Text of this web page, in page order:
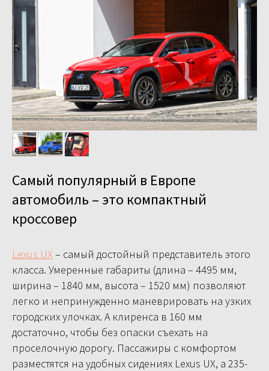
Самый популярный в Европе
автомобиль – это компактный
кроссовер
Lexus UX – самый достойный представитель этого
класса. Умеренные габариты (длина – 4495 мм,
ширина – 1840 мм, высота – 1520 мм) позволяют
легко и непринужденно маневрировать на узких
городских улочках. А клиренса в 160 мм
достаточно, чтобы без опаски съехать на
проселочную дорогу. Пассажиры с комфортом
разместятся на удобных сидениях Lexus UX, а 235-